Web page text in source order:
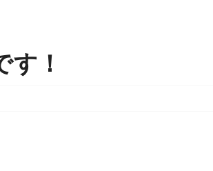
！